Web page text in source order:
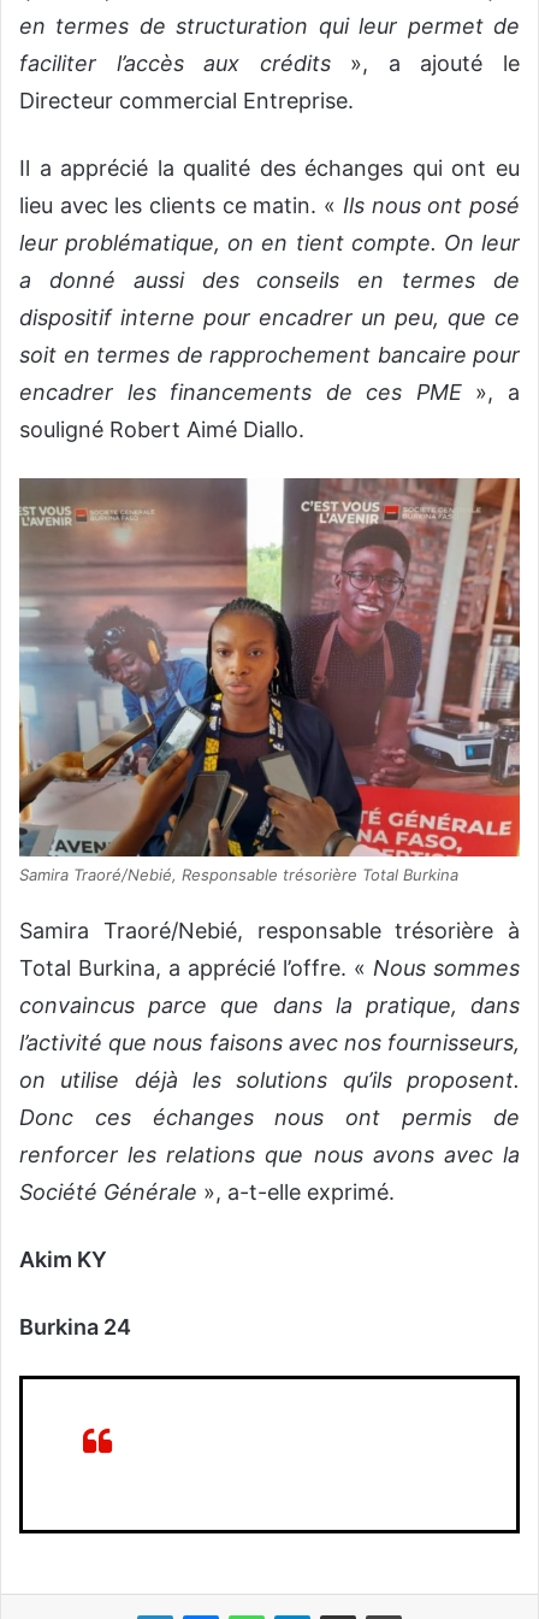
en termes de structuration qui leur permet de
faciliter l’accès aux crédits», a ajouté le
Directeur commercial Entreprise.
Il a apprécié la qualité des échanges qui ont eu
lieu avec les clients ce matin. « Ils nous ont posé
leur problématique, on en tient compte. On leur
a donné aussi des conseils en termes de
dispositif interne pour encadrer un peu, que ce
soit en termes de rapprochement bancaire pour
encadrer les financements de ces PME», a
souligné Robert Aimé Diallo.
Samira Traoré/Nebié, Responsable trésorière Total Burkina
Samira Traoré/Nebié, responsable trésorière à
Total Burkina, a apprécié l’offre. « Nous sommes
convaincus parce que dans la pratique, dans
l’activité que nous faisons avec nos fournisseurs,
on utilise déjà les solutions qu’ils proposent.
Donc ces échanges nous ont permis de
renforcer les relations que nous avons avec la
Société Générale », a-t-elle exprimé.
Akim KY
Burkina 24